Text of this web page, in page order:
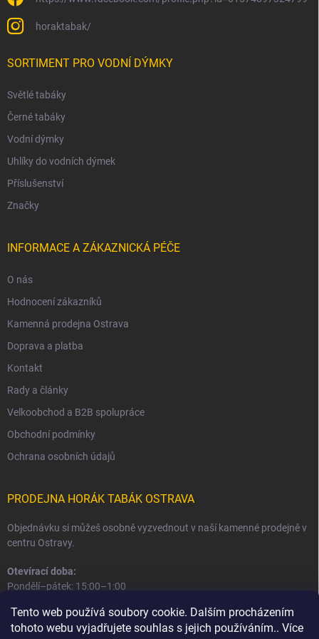
Tento web používá soubory cookie. Dalším procházením
tohoto webu vyjadřujete souhlas s jejich používáním.. Více
horaktabak/
SORTIMENT PRO VODNÍ DÝMKY
Světlé tabáky
Černé tabáky
Vodní dýmky
Uhlíky do vodních dýmek
Příslušenství
Značky
INFORMACE A ZÁKAZNICKÁ PÉČE
O nás
Hodnocení zákazníků
Kamenná prodejna Ostrava
Doprava a platba
Kontakt
Rady a články
Velkoobchod a B2B spolupráce
Obchodní podmínky
Ochrana osobních údajů
PRODEJNA HORÁK TABÁK OSTRAVA
Objednávku si můžeš osobně vyzvednout v naší kamenné prodejně v
centru Ostravy.
Otevírací doba:
Pondělí–pátek: 15:00–1:00
Informace o prodejně a osobním odběru